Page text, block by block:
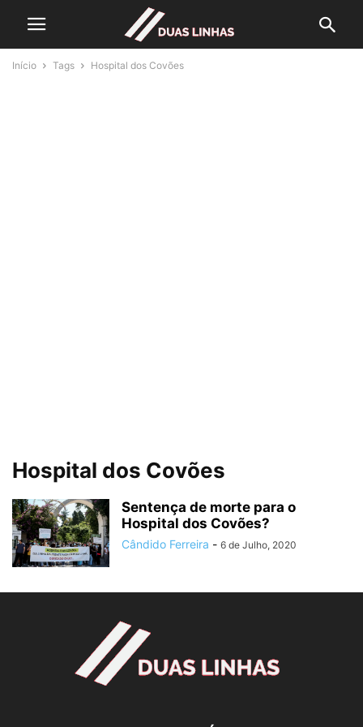
Início Tags Hospital dos Covões
Hospital dos Covões
Sentença de morte para o
Hospital dos Covões?
Cândido Ferreira - 6 de Julho, 2020